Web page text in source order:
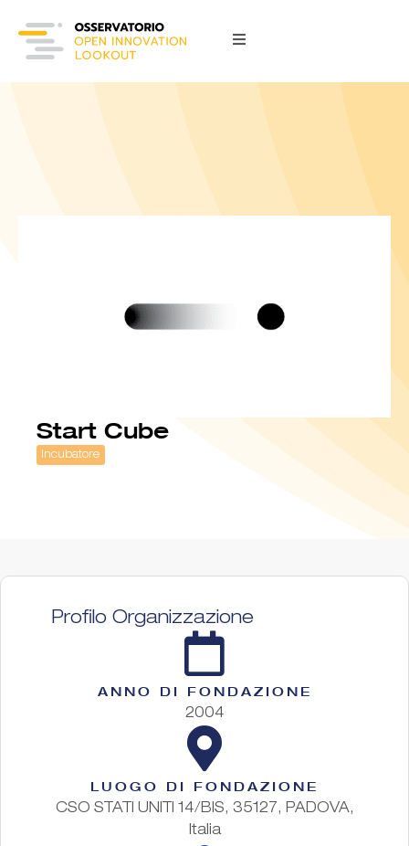
Start Cube
Incubatore
Profilo Organizzazione
ANNO DI FONDAZIONE
2004
LUOGO DI FONDAZIONE
CSO STATI UNITI 14/BIS, 35127, PADOVA,
Italia